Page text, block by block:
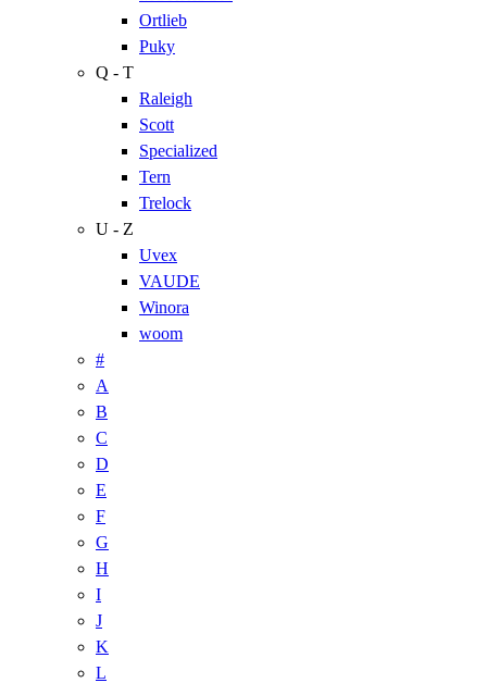
Ortlieb
Puky
Q - T
Raleigh
Scott
Specialized
Tern
Trelock
U - Z
Uvex
VAUDE
Winora
woom
#
A
B
C
D
E
F
G
H
I
J
K
L